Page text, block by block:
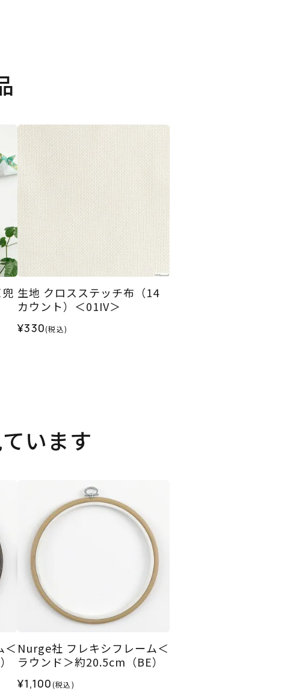
生地 クロスステッチ布（14
カウント）＜01IV＞
¥330(税込)
います
＜ Nurge社 フレキシフレーム＜
ラウンド＞約20.5cm（BE）
¥1,100(税込)